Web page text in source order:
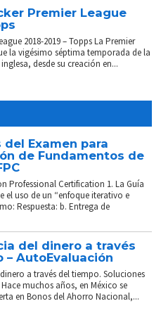
Premier League
2018-2019 – Topps La Premier
la vigésimo séptima temporada de la
desde su creación en...
Examen para
de Fundamentos de
Professional Certification 1. La Guía
el uso de un “enfoque iterativo e
Respuesta: b. Entrega de
del dinero a través
– AutoEvaluación
a través del tiempo. Soluciones
muchos años, en México se
en Bonos del Ahorro Nacional,...